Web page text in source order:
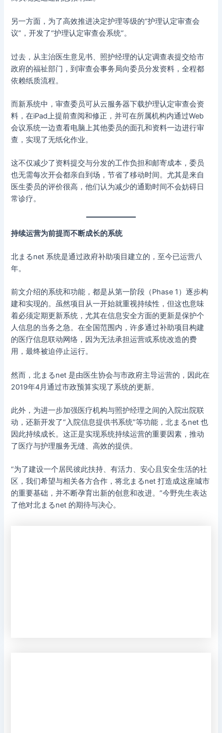
另一方面，为了高效推进决定护理等级的“护理认定审查会
议”，开发了“护理认定审查会系统”。
过去，从主治医生意见书、照护经理的认定调查表提交给市
政府的福祉部门，到审查会事务局向委员分发资料，全程都
依赖纸质流程。
而新系统中，审查委员可从云服务器下载护理认定审查会资
料，在iPad上提前查阅和修正，并可在所属机构内通过Web
会议系统一边查看电脑上其他委员的面孔和资料一边进行审
查，实现了无纸化作业。
这不仅减少了资料提交与分发的工作负担和邮寄成本，委员
也无需每次开会都亲自到场，节省了移动时间。尤其是来自
医生委员的评价很高，他们认为减少的通勤时间不会妨碍日
常诊疗。
持续运营为前提而不断成长的系统
北まるnet 系统是通过政府补助项目建立的，至今已运营八
年。
前文介绍的系统和功能，都是从第一阶段（Phase 1）逐步构
建和实现的。虽然项目从一开始就重视持续性，但这也意味
着必须定期更新系统，尤其在信息安全方面的更新是保护个
人信息的当务之急。在全国范围内，许多通过补助项目构建
的医疗信息联动网络，因为无法承担运营或系统改造的费
用，最终被迫停止运行。
然而，北まるnet 是由医生协会与市政府主导运营的，因此在
2019年4月通过市政预算实现了系统的更新。
此外，为进一步加强医疗机构与照护经理之间的入院出院联
动，还新开发了“入院信息提供书系统”等功能，北まるnet 也
因此持续成长。这正是实现系统持续运营的重要因素，推动
了医疗与护理服务无缝、高效的提供。
“为了建设一个居民彼此扶持、有活力、安心且安全生活的社
区，我们希望与相关各方合作，将北まるnet 打造成这座城市
的重要基础，并不断孕育出新的创意和改进。”今野先生表达
了他对北まるnet 的期待与决心。